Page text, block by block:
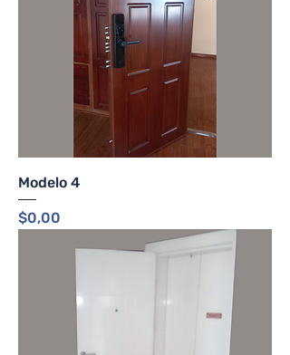
Modelo 4
Precio
$0,00